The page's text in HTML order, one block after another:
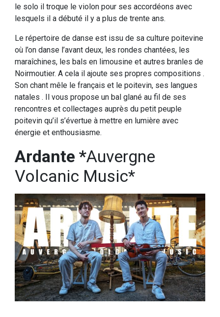
le solo il troque le violon pour ses accordéons avec
lesquels il a débuté il y a plus de trente ans.
Le répertoire de danse est issu de sa culture poitevine
où l’on danse l’avant deux, les rondes chantées, les
maraîchines, les bals en limousine et autres branles de
Noirmoutier. A cela il ajoute ses propres compositions .
Son chant mêle le français et le poitevin, ses langues
natales . Il vous propose un bal glané au fil de ses
rencontres et collectages auprès du petit peuple
poitevin qu’il s’évertue à mettre en lumière avec
énergie et enthousiasme.
Ardante *Auvergne
Volcanic Music*